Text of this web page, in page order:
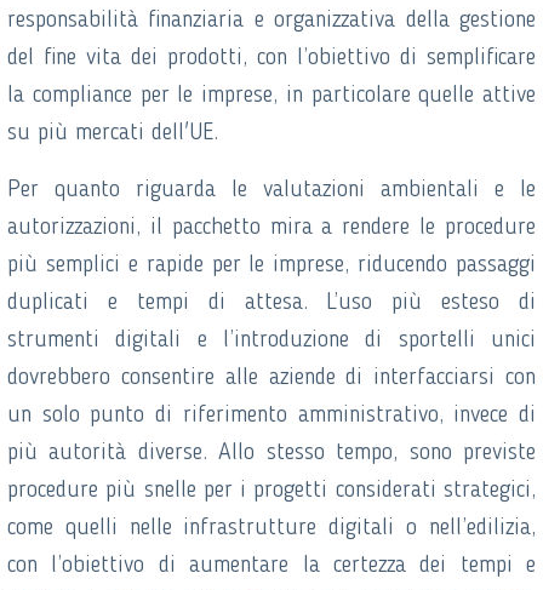
responsabilità finanziaria e organizzativa della gestione
del fine vita dei prodotti, con l’obiettivo di semplificare
la compliance per le imprese, in particolare quelle attive
su più mercati dell'UE.
Per quanto riguarda le valutazioni ambientali e le
autorizzazioni, il pacchetto mira a rendere le procedure
più semplici e rapide per le imprese, riducendo passaggi
duplicati e tempi di attesa. L’uso più esteso di
strumenti digitali e l’introduzione di sportelli unici
dovrebbero consentire alle aziende di interfacciarsi con
un solo punto di riferimento amministrativo, invece di
più autorità diverse. Allo stesso tempo, sono previste
procedure più snelle per i progetti considerati strategici,
come quelli nelle infrastrutture digitali o nell’edilizia,
con l’obiettivo di aumentare la certezza dei tempi e